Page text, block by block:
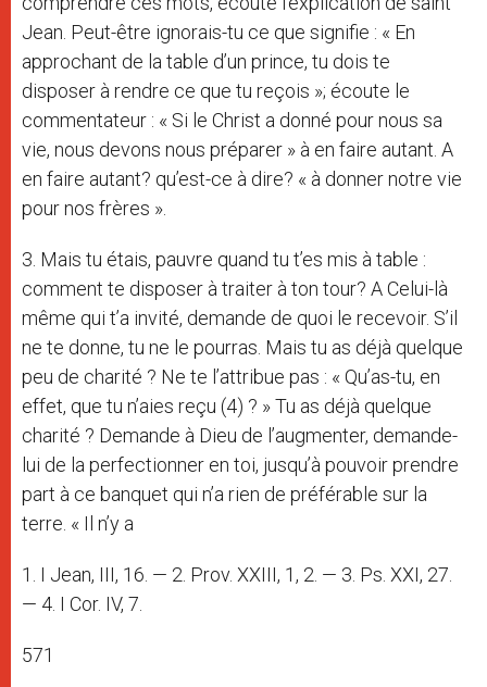
Jean. Peut-être ignorais-tu ce que signifie : « En
approchant de la table d’un prince, tu dois te
disposer à rendre ce que tu reçois »; écoute le
commentateur : « Si le Christ a donné pour nous sa
vie, nous devons nous préparer » à en faire autant. A
en faire autant? qu’est-ce à dire? « à donner notre vie
pour nos frères ».
3. Mais tu étais, pauvre quand tu t’es mis à table :
comment te disposer à traiter à ton tour? A Celui-là
même qui t’a invité, demande de quoi le recevoir. S’il
ne te donne, tu ne le pourras. Mais tu as déjà quelque
peu de charité ? Ne te l’attribue pas : « Qu’as-tu, en
effet, que tu n’aies reçu (4) ? » Tu as déjà quelque
charité ? Demande à Dieu de l’augmenter, demande-
lui de la perfectionner en toi, jusqu’à pouvoir prendre
part à ce banquet qui n’a rien de préférable sur la
terre. « Il n’y a
1. I Jean, III, 16. — 2. Prov. XXIII, 1, 2. — 3. Ps. XXI, 27.
— 4. I Cor. IV, 7.
571